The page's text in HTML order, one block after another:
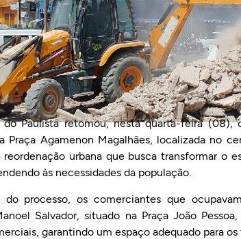
Paulista retomou, nesta quarta-feira (08),
Praça Agamenon Magalhães, localizada no
reordenação urbana que busca transformar o
às necessidades da população.
do processo, os comerciantes que
Salvador, situado na Praça João
garantindo um espaço adequado para